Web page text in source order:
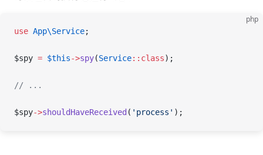
php
use App\Service;
$spy = $this->spy(Service:: class);
// ...
$spy->shouldHaveReceived ( 'process' );